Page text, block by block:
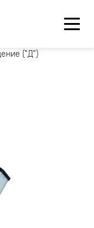
("Д")